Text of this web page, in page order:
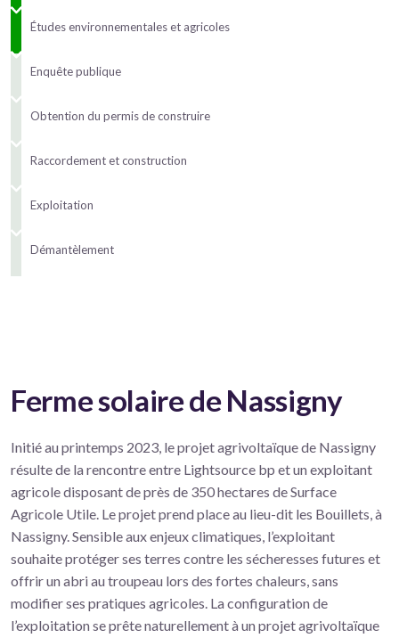
Études environnementales et agricoles
Enquête publique
Obtention du permis de construire
Raccordement et construction
Exploitation
Démantèlement
Ferme solaire de Nassigny
Initié au printemps 2023, le projet agrivoltaïque de Nassigny
résulte de la rencontre entre Lightsource bp et un exploitant
agricole disposant de près de 350 hectares de Surface
Agricole Utile. Le projet prend place au lieu-dit les Bouillets, à
Nassigny. Sensible aux enjeux climatiques, l’exploitant
souhaite protéger ses terres contre les sécheresses futures et
offrir un abri au troupeau lors des fortes chaleurs, sans
modifier ses pratiques agricoles. La configuration de
l’exploitation se prête naturellement à un projet agrivoltaïque